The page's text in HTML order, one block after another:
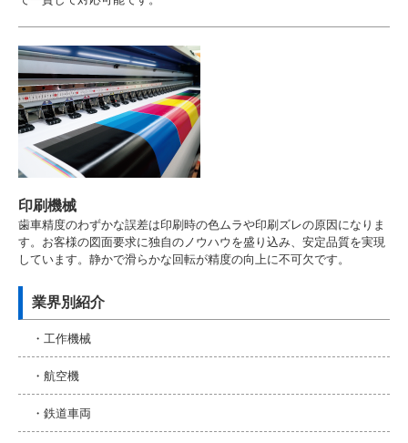
印刷機械
歯車精度のわずかな誤差は印刷時の色ムラや印刷ズレの原因になりま
す。お客様の図面要求に独自のノウハウを盛り込み、安定品質を実現
しています。静かで滑らかな回転が精度の向上に不可欠です。
業界別紹介
・工作機械
・航空機
・鉄道車両